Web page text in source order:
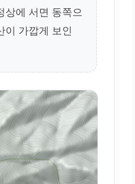
상에 서면 동쪽으
이 가깝게 보인